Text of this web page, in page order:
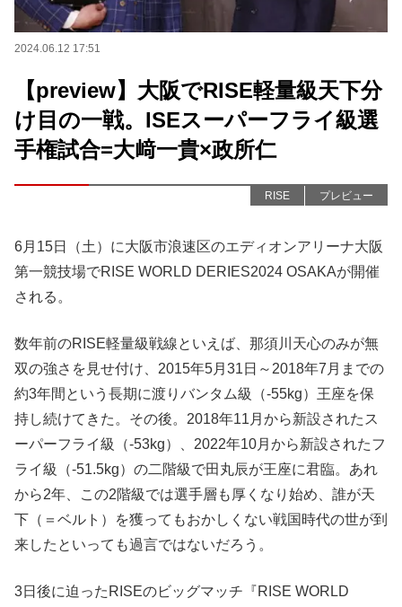
2024.06.12 17:51
【preview】大阪でRISE軽量級天下分
け目の一戦。ISEスーパーフライ級選
手権試合=大﨑一貴×政所仁
RISE プレビュー
6月15日（土）に大阪市浪速区のエディオンアリーナ大阪
第一競技場でRISE WORLD DERIES2024 OSAKAが開催
される。
数年前のRISE軽量級戦線といえば、那須川天心のみが無
双の強さを見せ付け、2015年5月31日～2018年7月までの
約3年間という長期に渡りバンタム級（-55kg）王座を保
持し続けてきた。その後。2018年11月から新設されたス
ーパーフライ級（-53kg）、2022年10月から新設されたフ
ライ級（-51.5kg）の二階級で田丸辰が王座に君臨。あれ
から2年、この2階級では選手層も厚くなり始め、誰が天
下（＝ベルト）を獲ってもおかしくない戦国時代の世が到
来したといっても過言ではないだろう。
3日後に迫ったRISEのビッグマッチ『RISE WORLD